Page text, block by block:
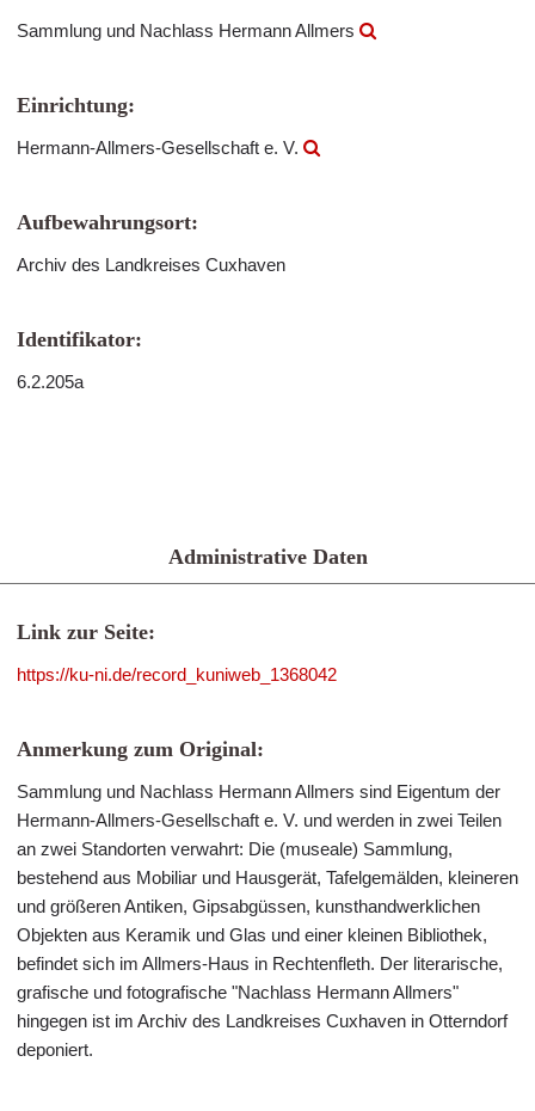
Sammlung und Nachlass Hermann Allmers
Einrichtung:
Hermann-Allmers-Gesellschaft e. V.
Aufbewahrungsort:
Archiv des Landkreises Cuxhaven
Identifikator:
6.2.205a
Administrative Daten
Link zur Seite:
https://ku-ni.de/record_kuniweb_1368042
Anmerkung zum Original:
Sammlung und Nachlass Hermann Allmers sind Eigentum der
Hermann-Allmers-Gesellschaft e. V. und werden in zwei Teilen
an zwei Standorten verwahrt: Die (museale) Sammlung,
bestehend aus Mobiliar und Hausgerät, Tafelgemälden, kleineren
und größeren Antiken, Gipsabgüssen, kunsthandwerklichen
Objekten aus Keramik und Glas und einer kleinen Bibliothek,
befindet sich im Allmers-Haus in Rechtenfleth. Der literarische,
grafische und fotografische "Nachlass Hermann Allmers"
hingegen ist im Archiv des Landkreises Cuxhaven in Otterndorf
deponiert.